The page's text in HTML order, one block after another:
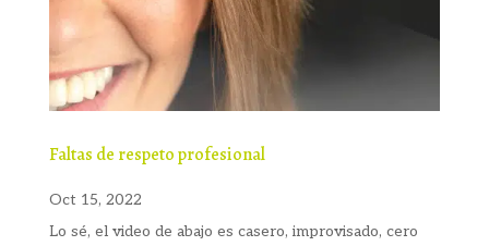
Faltas de respeto profesional
Oct 15, 2022
Lo sé, el video de abajo es casero, improvisado, cero